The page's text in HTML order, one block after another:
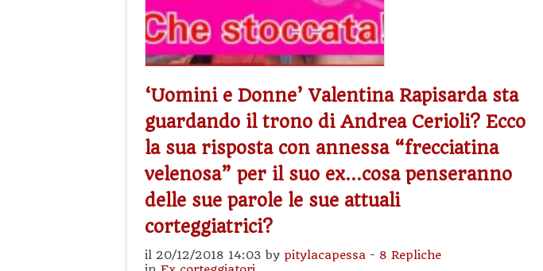
‘Uomini e Donne’ Valentina Rapisarda sta
guardando il trono di Andrea Cerioli? Ecco
la sua risposta con annessa “frecciatina
velenosa” per il suo ex…cosa penseranno
delle sue parole le sue attuali
corteggiatrici?
il 20/12/2018 14:03 by pitylacapessa - 8 Repliche